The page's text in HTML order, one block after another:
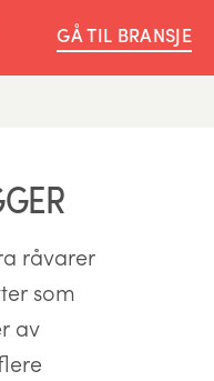
GÅ TIL BRANSJE
råvarer
som
av